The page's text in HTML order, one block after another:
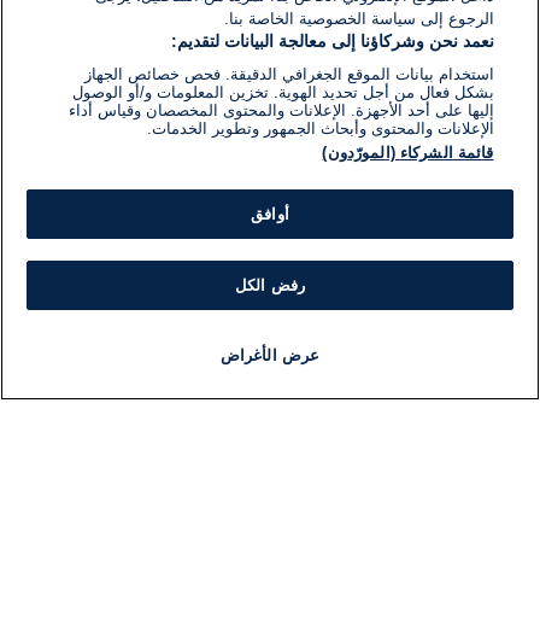
الرجوع إلى سياسة الخصوصية الخاصة بنا.
نعمد نحن وشركاؤنا إلى معالجة البيانات لتقديم:
استخدام بيانات الموقع الجغرافي الدقيقة. فحص خصائص الجهاز
بشكل فعال من أجل تحديد الهوية. تخزين المعلومات و/أو الوصول
إليها على أحد الأجهزة. الإعلانات والمحتوى المخصصان وقياس أداء
الإعلانات والمحتوى وأبحاث الجمهور وتطوير الخدمات.
قائمة الشركاء (المورّدون)
أوافق
رفض الكل
عرض الأغراض